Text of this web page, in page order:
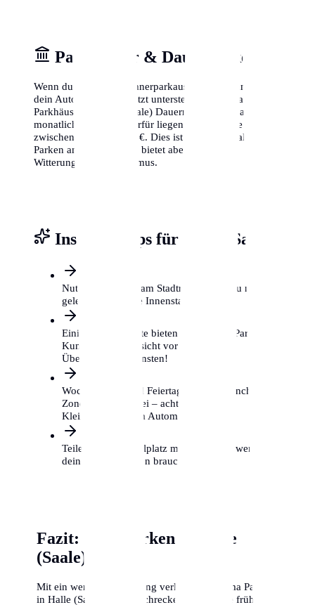
Parkhäuser & Dauerparken
Wenn du keinen Bewohnerparkausweis bekommst oder
dein Auto lieber geschützt unterstellst, bieten zahlreiche
Parkhäuser in Halle (Saale) Dauermietverträge an. Die
monatlichen Kosten hierfür liegen je nach Lage
zwischen 80 € und 200 €. Dies ist zwar teurer als das
Parken am Straßenrand, bietet aber Schutz vor
Witterung und Vandalismus.
Insider-Tipps für Halle (Saale)
Nutze P+R Plätze am Stadtrand, wenn du nur
gelegentlich in die Innenstadt musst.
Einige Supermärkte bieten kostenloses Parken für
Kunden, aber Vorsicht vor privaten
Überwachungsdiensten!
Wochenenden und Feiertage sind in manchen
Zonen gebührenfrei – achte auf das
Kleingedruckte am Automaten.
Teile dir einen Stellplatz mit Nachbarn, wenn du
dein Auto nur selten brauchst.
Fazit: Klug parken in Halle
(Saale)
Mit ein wenig Vorbereitung verliert das Thema Parken
in Halle (Saale) seinen Schrecken. Beantrage frühzeitig